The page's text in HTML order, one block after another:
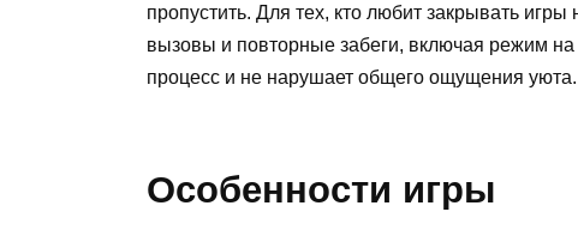
пропустить. Для тех, кто любит закрывать
вызовы и повторные забеги, включая режим на
процесс и не нарушает общего ощущения уюта.
Особенности игры